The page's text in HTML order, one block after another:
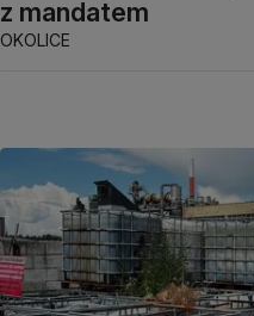
z mandatem
OKOLICE